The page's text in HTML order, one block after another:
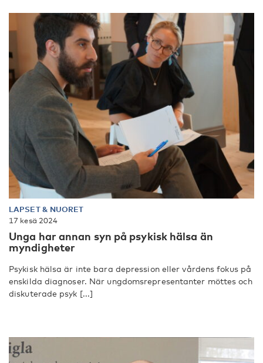
LAPSET & NUORET
17 kesä 2024
Unga har annan syn på psykisk hälsa än
myndigheter
Psykisk hälsa är inte bara depression eller vårdens fokus på
enskilda diagnoser. När ungdomsrepresentanter möttes och
diskuterade psyk [...]